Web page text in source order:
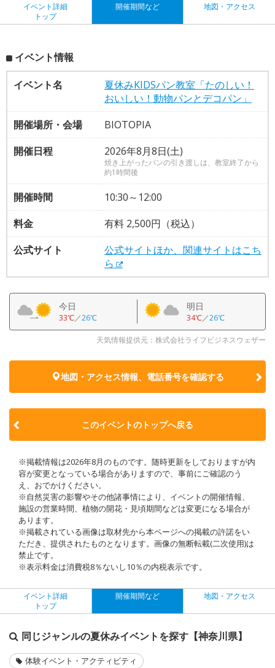
イベント詳細
トップ
開催期間など 地図・アクセス
イベント情報
イベント名
夏休みKIDSパン教室「たのしい！
おいしい！動物パンとデコパン」
開催場所・会場
BIOTOPIA
開催日程
2026年8月8日(土)
焼き上がったパンの引き渡しは、教室終了から
約1時間後
開催時間
10:30～12:00
料金
有料 2,500円（税込）
公式サイト
公式サイトほか、関連サイトはこち
ら
今日
33℃／26℃
明日
34℃／26℃
天気情報提供元：株式会社ライフビジネスウェザー
地図・アクセス情報、電話番号を確認する
このイベントのトップへ戻る
※掲載情報は2026年8月のものです。随時更新をしておりますが内
容が変更となっている場合がありますので、事前にご確認のう
え、おでかけください。
※自然災害の影響やその他諸事情により、イベントの開催情報、
施設の営業時間、植物の開花・見頃期間などは変更になる場合が
あります。
※掲載されている画像は取材先から本ページへの掲載の許諾をい
ただき、提供されたものとなります。画像の無断転載(二次使用)は
禁止です。
※表示料金は消費税8％ないし10％の内税表示です。
イベント詳細
トップ
開催期間など 地図・アクセス
同じジャンルの夏休みイベントを探す【神奈川県】
体験イベント・アクティビティ